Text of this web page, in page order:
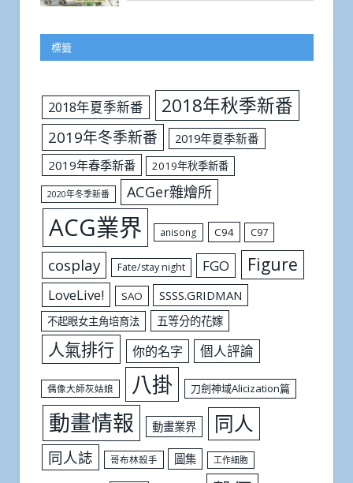
標籤
2018年夏季新番 2018年秋季新番
2019年冬季新番
2019年夏季新番
2019年春季新番
2019年秋季新番
2020年冬季新番 ACGer雜燴所
ACG業界 anisong C94 C97
cosplay Fate/stay night FGO Figure
LoveLive! SAO SSSS.GRIDMAN
不起眼女主角培育法 五等分的花嫁
人氣排行 你的名字 個人評論
偶像大師灰姑娘 八掛 刀劍神域Alicization篇
動畫情報 動畫業界 同人
同人誌 哥布林殺手 圖集 工作細胞